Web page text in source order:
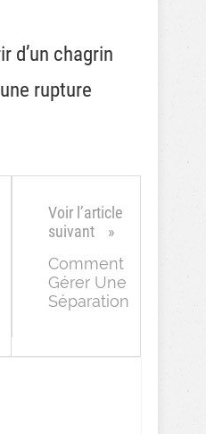
d’un chagrin
rupture
Voir l’article
suivant
Comment
Gérer Une
Séparation